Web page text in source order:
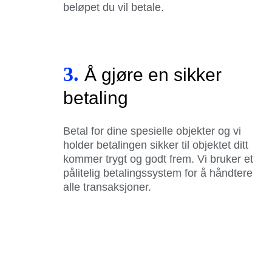
beløpet du vil betale.
3. Å gjøre en sikker
betaling
Betal for dine spesielle objekter og vi
holder betalingen sikker til objektet ditt
kommer trygt og godt frem. Vi bruker et
pålitelig betalingssystem for å håndtere
alle transaksjoner.